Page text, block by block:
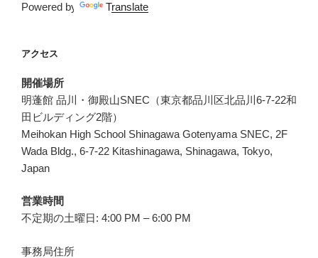
Powered by Translate
アクセス
開催場所
明蓬館 品川・御殿山SNEC（東京都品川区北品川6-7-22和
田ビルディング2階）
Meihokan High School Shinagawa Gotenyama SNEC, 2F
Wada Bldg., 6-7-22 Kitashinagawa, Shinagawa, Tokyo,
Japan
営業時間
不定期の土曜日: 4:00 PM – 6:00 PM
事務局住所